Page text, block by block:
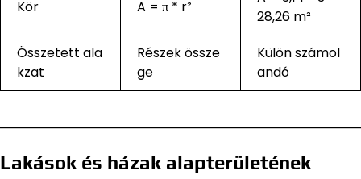
Kör A = π * r²
28,26 m²
Összetett ala
kzat
Részek össze
ge
Külön számol
andó
Lakások és házak alapterületének